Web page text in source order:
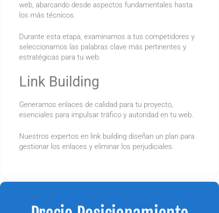
web, abarcando desde aspectos fundamentales hasta
los más técnicos.
Durante esta etapa, examinamos a tus competidores y
seleccionamos las palabras clave más pertinentes y
estratégicas para tu web.
Link Building
Generamos enlaces de calidad para tu proyecto,
esenciales para impulsar tráfico y autoridad en tu web.
Nuestros expertos en link building diseñan un plan para
gestionar los enlaces y eliminar los perjudiciales.